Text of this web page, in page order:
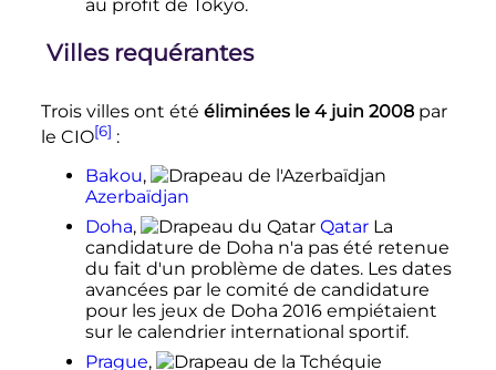
au profit de Tokyo.
Villes requérantes
Trois villes ont été éliminées le 4 juin 2008par
le CIO[6] :
Bakou,
Azerbaïdjan
Doha, QatarLa
candidature de Doha n'a pas été retenue
du fait d'un problème de dates. Les dates
avancées par le comité de candidature
pour les jeux de Doha 2016 empiétaient
sur le calendrier international sportif.
Prague,